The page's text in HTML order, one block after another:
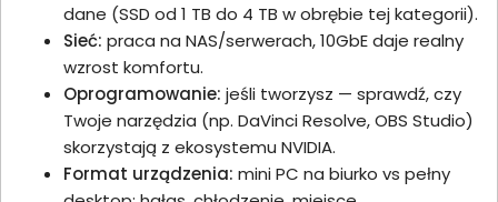
dane (SSD od 1 TB do 4 TB w obrębie tej kategorii).
Sieć: praca na NAS/serwerach, 10GbE daje realny
wzrost komfortu.
Oprogramowanie: jeśli tworzysz — sprawdź, czy
Twoje narzędzia (np. DaVinci Resolve, OBS Studio)
skorzystają z ekosystemu NVIDIA.
Format urządzenia: mini PC na biurko vs pełny